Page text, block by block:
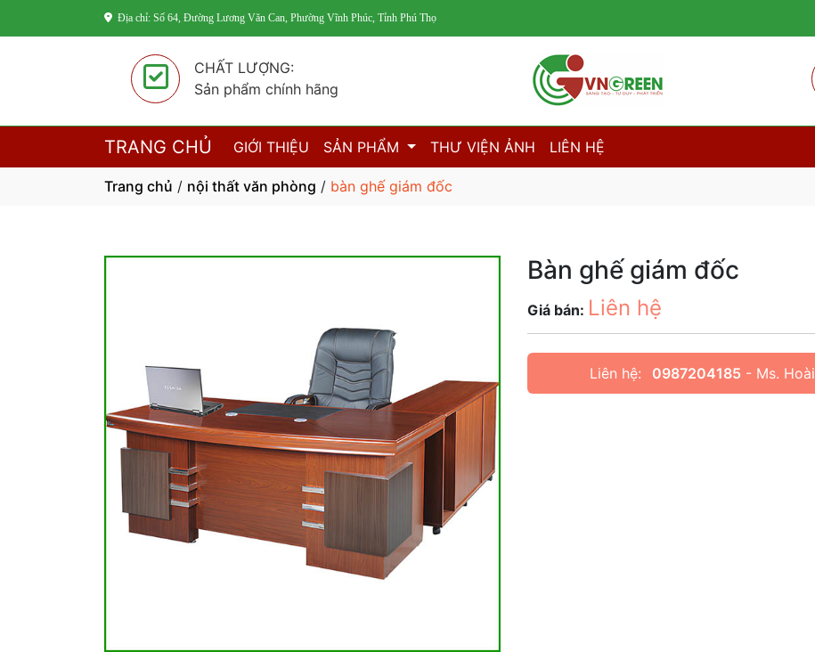
Địa chỉ: Số 64, Đường Lương Văn Can, Phường Vĩnh Phúc, Tỉnh Phú Thọ
CHẤT LƯỢNG:
Sản phẩm chính hãng
TRANG CHỦ GIỚI THIỆU SẢN PHẨM THƯ VIỆN ẢNH LIÊN HỆ
Trang chủ / nội thất văn phòng / bàn ghế giám đốc
Bàn ghế giám đốc
Giá bán: Liên hệ
Liên hệ: 0987204185 - Ms. Hoài